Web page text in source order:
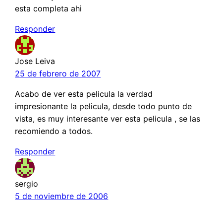
esta completa ahi
Responder
Jose Leiva
25 de febrero de 2007
Acabo de ver esta pelicula la verdad
impresionante la pelicula, desde todo punto de
vista, es muy interesante ver esta pelicula , se las
recomiendo a todos.
Responder
sergio
5 de noviembre de 2006